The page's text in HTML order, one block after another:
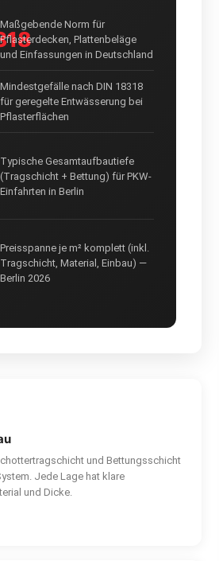
Maßgebende Norm für
Pflasterdecken, Plattenbeläge
und Einfassungen in Deutschland
Mindestgefälle nach DIN 18318
für geregelte Entwässerung bei
Pflasterflächen
Typische Gesamtaufbautiefe
(Tragschicht + Bettung) für PKW-
Einfahrten in Berlin
Preisspanne je m² komplett (inkl.
Tragschicht, Material, Einbau) —
Berlin 2026
und Bettungsschicht
Jede Lage hat klare
und Dicke.